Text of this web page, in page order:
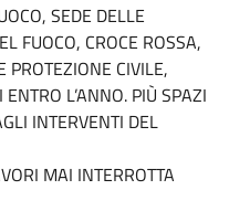
SEDE DELLE
FUOCO, CROCE ROSSA,
PROTEZIONE CIVILE,
L’ANNO. PIÙ SPAZI
INTERVENTI DEL
MAI INTERROTTA